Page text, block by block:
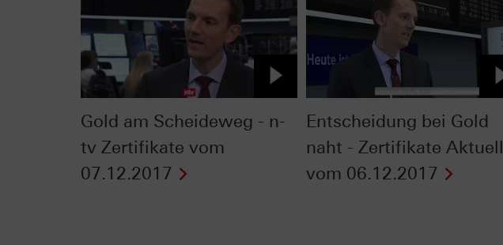
Gold am Scheideweg - n-
tv Zertifikate vom
07.12.2017
Entscheidung bei Gold
naht - Zertifikate Aktuell
vom 06.12.2017